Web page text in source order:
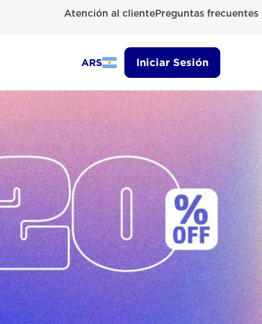
Atención al clientePreguntas frecuentes
ARS Iniciar Sesión